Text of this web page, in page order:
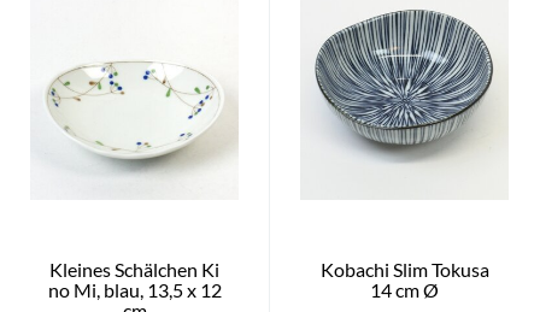
Kleines Schälchen Ki
no Mi, blau, 13,5 x 12
Kobachi Slim Tokusa
14 cm Ø